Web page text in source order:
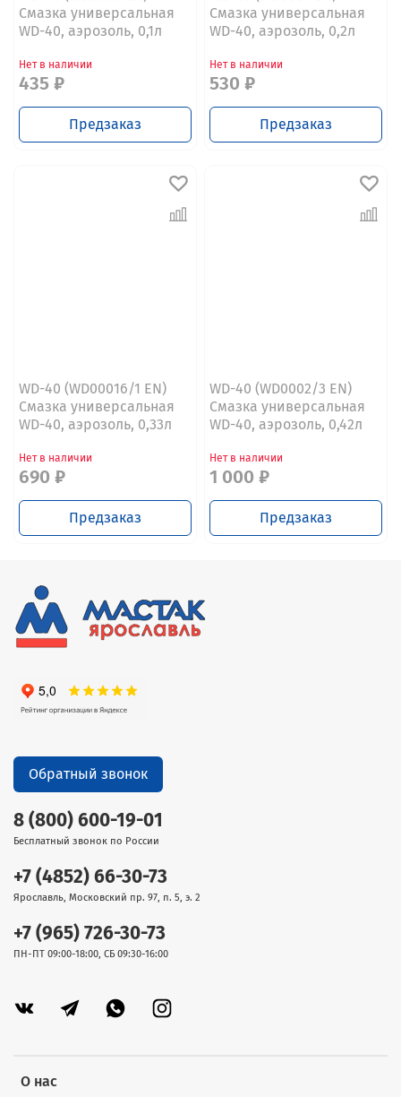
Смазка универсальная
WD-40, аэрозоль, 0,1л
Нет в наличии
435 ₽
Предзаказ
Смазка универсальная
WD-40, аэрозоль, 0,2л
Нет в наличии
530 ₽
Предзаказ
WD-40 (WD00016/1 EN)
Смазка универсальная
WD-40, аэрозоль, 0,33л
Нет в наличии
690 ₽
Предзаказ
WD-40 (WD0002/3 EN)
Смазка универсальная
WD-40, аэрозоль, 0,42л
Нет в наличии
1 000 ₽
Предзаказ
О нас
8 (800) 600-19-01
Бесплатный звонок по России
+7 (4852) 66-30-73
Ярославль, Московский пр. 97, п. 5, э. 2
+7 (965) 726-30-73
ПН-ПТ 09:00-18:00, СБ 09:30-16:00
Обратный звонок